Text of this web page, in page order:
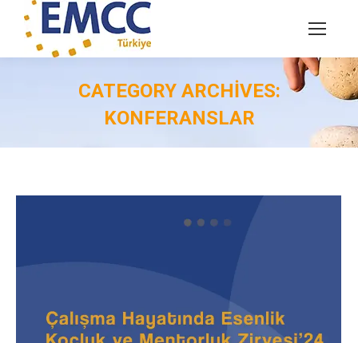
CATEGORY ARCHIVES:
KONFERANSLAR